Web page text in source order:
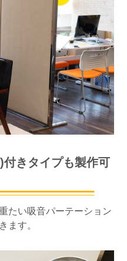
きタイプも製作可
たい吸音パーテーション
ます。